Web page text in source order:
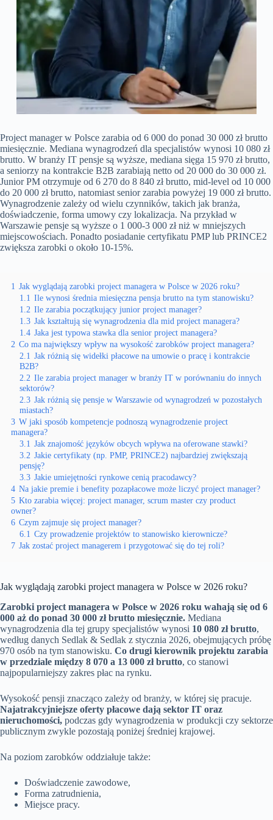
Project manager w Polsce zarabia od 6 000 do ponad 30 000 zł brutto
miesięcznie. Mediana wynagrodzeń dla specjalistów wynosi 10 080 zł
brutto. W branży IT pensje są wyższe, mediana sięga 15 970 zł brutto,
a seniorzy na kontrakcie B2B zarabiają netto od 20 000 do 30 000 zł.
Junior PM otrzymuje od 6 270 do 8 840 zł brutto, mid-level od 10 000
do 20 000 zł brutto, natomiast senior zarabia powyżej 19 000 zł brutto.
Wynagrodzenie zależy od wielu czynników, takich jak branża,
doświadczenie, forma umowy czy lokalizacja. Na przykład w
Warszawie pensje są wyższe o 1 000-3 000 zł niż w mniejszych
miejscowościach. Ponadto posiadanie certyfikatu PMP lub PRINCE2
zwiększa zarobki o około 10-15%.
1 Jak wyglądają zarobki project managera w Polsce w 2026 roku?
1.1 Ile wynosi średnia miesięczna pensja brutto na tym stanowisku?
1.2 Ile zarabia początkujący junior project manager?
1.3 Jak kształtują się wynagrodzenia dla mid project managera?
1.4 Jaka jest typowa stawka dla senior project managera?
2 Co ma największy wpływ na wysokość zarobków project managera?
2.1 Jak różnią się widełki płacowe na umowie o pracę i kontrakcie
B2B?
2.2 Ile zarabia project manager w branży IT w porównaniu do innych
sektorów?
2.3 Jak różnią się pensje w Warszawie od wynagrodzeń w pozostałych
miastach?
3 W jaki sposób kompetencje podnoszą wynagrodzenie project
managera?
3.1 Jak znajomość języków obcych wpływa na oferowane stawki?
3.2 Jakie certyfikaty (np. PMP, PRINCE2) najbardziej zwiększają
pensję?
3.3 Jakie umiejętności rynkowe cenią pracodawcy?
4 Na jakie premie i benefity pozapłacowe może liczyć project manager?
5 Kto zarabia więcej: project manager, scrum master czy product
owner?
6 Czym zajmuje się project manager?
6.1 Czy prowadzenie projektów to stanowisko kierownicze?
7 Jak zostać project managerem i przygotować się do tej roli?
Jak wyglądają zarobki project managera w Polsce w 2026 roku?
Zarobki project managera w Polsce w 2026 roku wahają się od 6
000 aż do ponad 30 000 zł brutto miesięcznie. Mediana
wynagrodzenia dla tej grupy specjalistów wynosi 10 080 zł brutto,
według danych Sedlak & Sedlak z stycznia 2026, obejmujących próbę
970 osób na tym stanowisku. Co drugi kierownik projektu zarabia
w przedziale między 8 070 a 13 000 zł brutto, co stanowi
najpopularniejszy zakres płac na rynku.
Wysokość pensji znacząco zależy od branży, w której się pracuje.
Najatrakcyjniejsze oferty płacowe dają sektor IT oraz
nieruchomości, podczas gdy wynagrodzenia w produkcji czy sektorze
publicznym zwykle pozostają poniżej średniej krajowej.
Na poziom zarobków oddziałuje także:
Doświadczenie zawodowe,
Forma zatrudnienia,
Miejsce pracy.